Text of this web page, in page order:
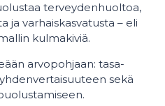
terveydenhuoltoa,
ja varhaiskasvatusta – eli
kulmakiviä.
arvopohjaan: tasa-
sekä